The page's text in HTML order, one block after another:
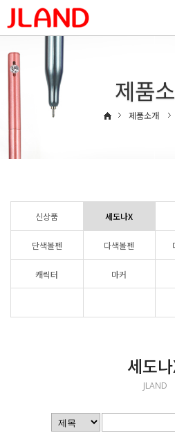
제품
제품소개
신상품 세도나X
단색볼펜 다색볼펜
캐릭터 마커
세도
JLAND